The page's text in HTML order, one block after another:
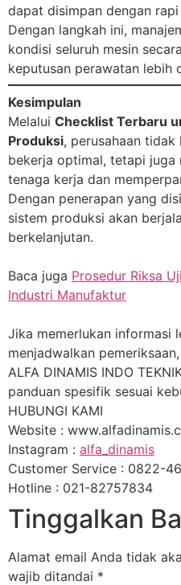
dapat disimpan dengan
Dengan langkah ini,
kondisi seluruh mesin
keputusan perawatan lebih
Kesimpulan
Melalui Checklist Terbaru
Produksi, perusahaan tidak
bekerja optimal, tetapi juga
tenaga kerja dan
Dengan penerapan yang
sistem produksi akan
berkelanjutan.
Baca juga Prosedur Riksa
Industri Manufaktur
Jika memerlukan informasi
menjadwalkan
ALFA DINAMIS INDO
panduan spesifik sesuai
HUBUNGI KAMI
Website :
Instagram : alfa_dinamis
Customer Service : 0822-
Hotline : 021-82757834
Tinggalkan
Alamat email Anda tidak
wajib ditandai *